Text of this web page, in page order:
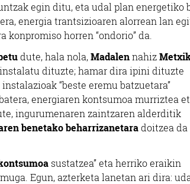
egin ditu, eta udal plan energetiko
energia trantsizioaren alorrean lan
horren “ondorio” da.
dute, hala nola,Madalennahiz
dituzte; hamar dira ipini dituzte
“beste eremu batzuetara”
energiaren kontsumoa murriztea
ingurumenaren zaintzaren alderditik
benetako beharrizanetaradoitzea da
sustatzea” eta herriko eraikin
Egun, azterketa lanetan ari dira: